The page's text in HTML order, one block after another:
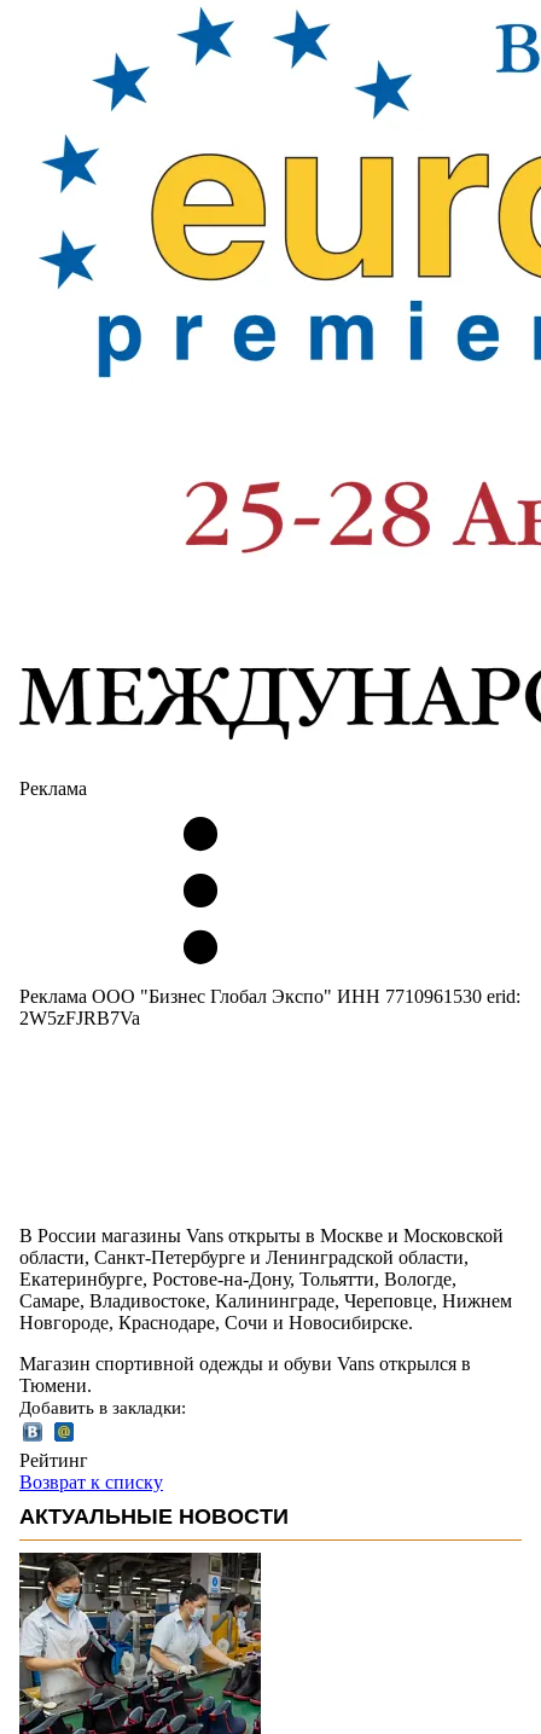
Реклама
Реклама ООО "Бизнес Глобал Экспо" ИНН 7710961530 erid:
2W5zFJRB7Va
В России магазины Vans открыты в Москве и Московской
области, Санкт-Петербурге и Ленинградской области,
Екатеринбурге, Ростове-на-Дону, Тольятти, Вологде,
Самаре, Владивостоке, Калининграде, Череповце, Нижнем
Новгороде, Краснодаре, Сочи и Новосибирске.
Магазин спортивной одежды и обуви Vans открылся в
Тюмени.
Добавить в закладки:
Рейтинг
Возврат к списку
АКТУАЛЬНЫЕ НОВОСТИ